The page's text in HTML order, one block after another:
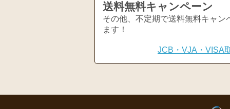
送料無料キャンペーン
その他、不定期で送料無料キャ
ます！
JCB・VJA・VISA